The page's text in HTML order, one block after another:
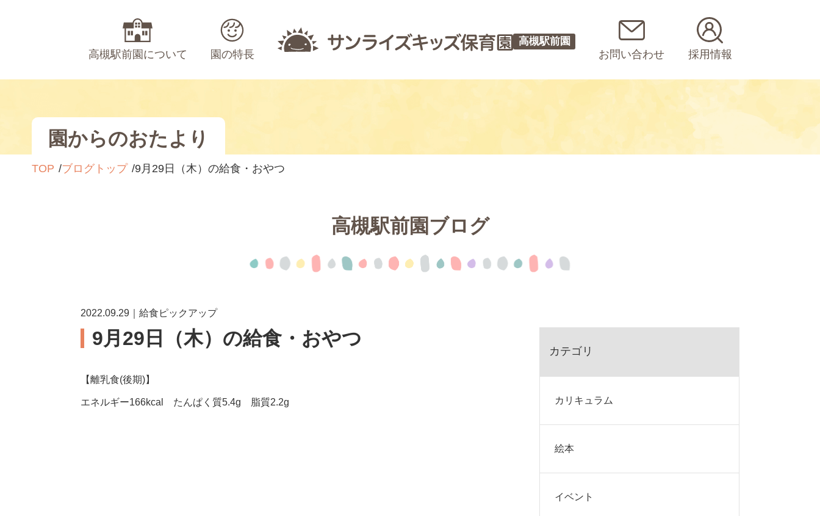
高槻駅前園について 園の特長
高槻駅前園
お問い合わせ 採用情報
園からのおたより
TOP ブログトップ 9月29日（木）の給食・おやつ
高槻駅前園ブログ
2022.09.29｜給食ピックアップ
9月29日（木）の給食・おやつ
【離乳食(後期)】
エネルギー166kcal たんぱく質5.4g 脂質2.2g
カテゴリ
カリキュラム
絵本
イベント